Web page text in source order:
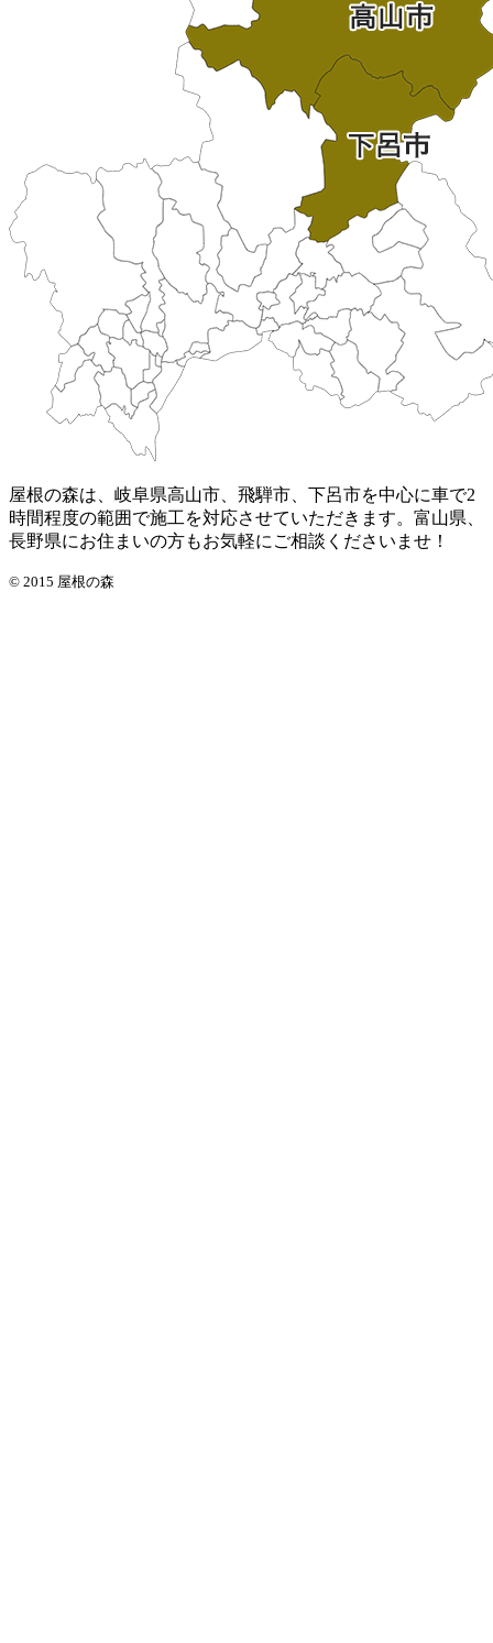
屋根の森は、岐阜県高山市、飛騨市、下呂市を中心に車で2
時間程度の範囲で施工を対応させていただきます。富山県、
長野県にお住まいの方もお気軽にご相談くださいませ！
© 2015 屋根の森